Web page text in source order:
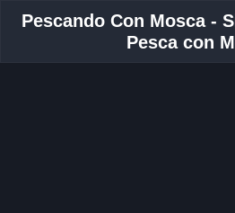
Pescando Con Mosca -
Pesca con